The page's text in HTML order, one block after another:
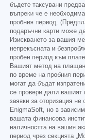
бъдете таксувани
въпреки че е
пробния период.
подаръчни карти може
Изискването за вашия
непрекъсната и
пробен период към
Вашият метод на
по време на пробния
могат да бъдат
се провери дали
заявки за оторизация не
EnigmaSoft, но в
вашата финансова
наличността на вашия
период чрез секцията